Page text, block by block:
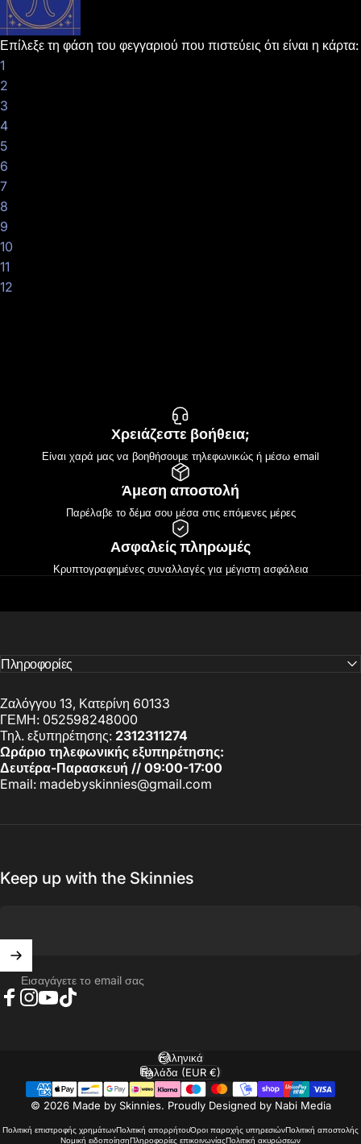
Επίλεξε τη φάση του φεγγαριού που πιστεύεις ότι είναι η κάρτα:
1
2
3
4
5
6
7
8
9
10
11
12
Χρειάζεστε βοήθεια;
Είναι χαρά μας να βοηθήσουμε τηλεφωνικώς ή μέσω email
Άμεση αποστολή
Παρέλαβε το δέμα σου μέσα στις επόμενες μέρες
Ασφαλείς πληρωμές
Κρυπτογραφημένες συναλλαγές για μέγιστη ασφάλεια
Πληροφορίες
Ζαλόγγου 13, Κατερίνη 60133
ΓΕΜΗ: 052598248000
Τηλ. εξυπηρέτησης: 2312311274
Ωράριο τηλεφωνικής εξυπηρέτησης:
Δευτέρα-Παρασκευή // 09:00-17:00
Email: madebyskinnies@gmail.com
Keep up with the Skinnies
Εισαγάγετε το email σας
© 2026 Made by Skinnies. Proudly Designed by Nabi Media
Πολιτική επιστροφής χρημάτωνΠολιτική απορρήτουΌροι παροχής υπηρεσιώνΠολιτική αποστολής
Νομική ειδοποίησηΠληροφορίες επικοινωνίαςΠολιτική ακυρώσεων
Γλώσσα
Ελληνικά
Χώρα/περιοχή
Ελλάδα (EUR €)